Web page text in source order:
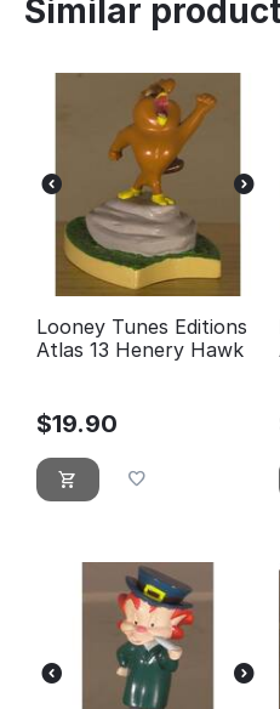
Similar
Looney Tunes Editions
Atlas 13 Henery Hawk
$19.90